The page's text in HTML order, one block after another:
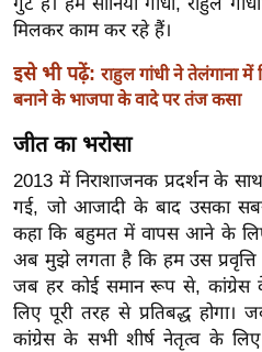
बॉ
ली
वु
ड
हॉ
ली
वु
ड
फि
ल्म
स
मी
गुट है। हम सोनिया गांधी, राहुल
मिलकर काम कर रहे हैं।
इसे भी पढ़ें: राहुल गांधी ने तेलंगाना में
बनाने के भाजपा के वादे पर तंज कसा
जीत का भरोसा
2013 में निराशाजनक प्रदर्शन के
गई, जो आजादी के बाद उसका
कहा कि बहुमत में वापस आने के लिए
अब मुझे लगता है कि हम उस
जब हर कोई समान रूप से, कांग्रेस
लिए पूरी तरह से प्रतिबद्ध
कांग्रेस के सभी शीर्ष नेतृत्व के लिए